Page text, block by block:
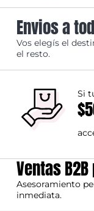
Envios a
Vos elegís el
el resto.
Si
Ventas
Asesoramiento
inmediata.